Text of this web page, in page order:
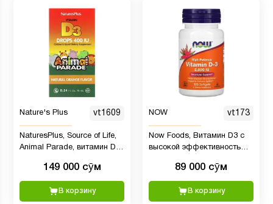
Nature's Plus vt1609
NaturesPlus, Source of Life,
Animal Parade, витамин D3
апельсиновым вкусом, 400
МЕ, 10 мл
149 000 сӯм
В корзину
NOW vt173
Now Foods, Витамин D3 с
высокой эффективностью,
мягких таблеток
89 000 сӯм
В корзину